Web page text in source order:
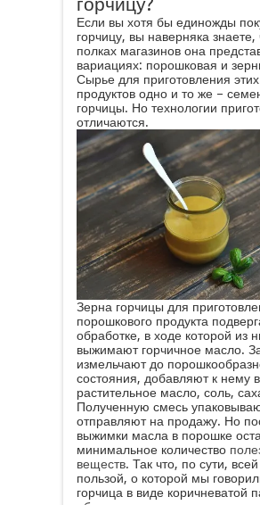
Если вы хотя бы единожды
горчицу, вы наверняка знаете,
полках магазинов она
вариациях: порошковая и
Сырье для приготовления
продуктов одно и то же –
горчицы. Но технологии
отличаются.
Зерна горчицы для
порошкового продукта
обработке, в ходе которой из
выжимают горчичное масло.
измельчают до
состояния, добавляют к нему
растительное масло, соль,
Полученную смесь
отправляют на продажу. Но
выжимки масла в порошке
минимальное количество
веществ. Так что, по сути, всей
пользой, о которой мы
горчица в виде коричневатой